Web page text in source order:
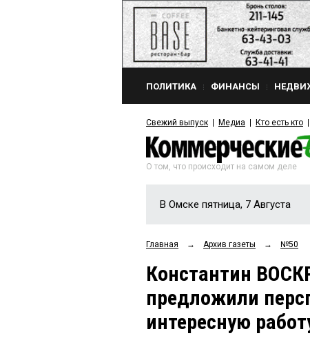
ПОЛИТИКА ФИНАНСЫ
Свежий выпуск Медиа Кто есть кто
О том, что происходит на самом деле
В Омске пятница, 7 Августа
Главная → Архив газеты → №50
Константин
предложили
интересную